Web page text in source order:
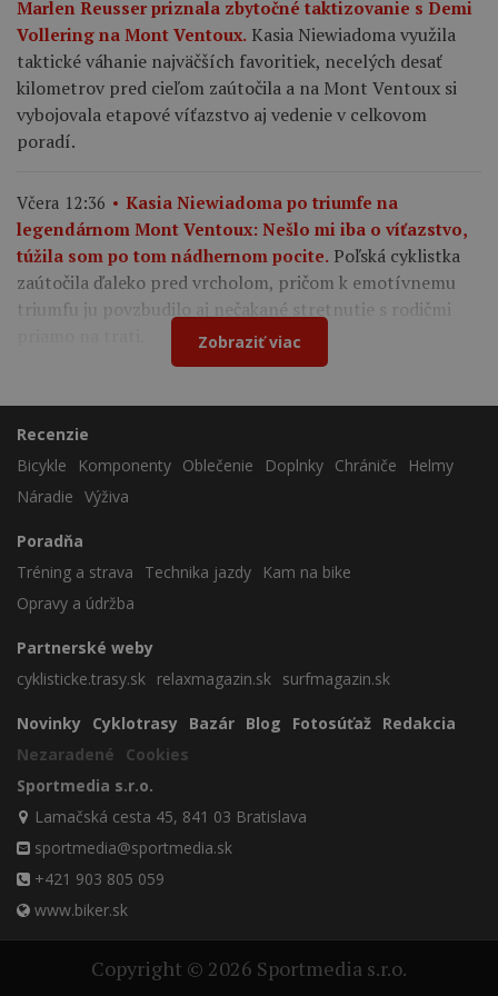
Marlen Reusser priznala zbytočné taktizovanie s Demi
Vollering na Mont Ventoux. Kasia Niewiadoma využila
taktické váhanie najväčších favoritiek, necelých desať
kilometrov pred cieľom zaútočila a na Mont Ventoux si
vybojovala etapové víťazstvo aj vedenie v celkovom
poradí.
Včera 12:36
Kasia Niewiadoma po triumfe na
legendárnom Mont Ventoux: Nešlo mi iba o víťazstvo,
túžila som po tom nádhernom pocite. Poľská cyklistka
zaútočila ďaleko pred vrcholom, pričom k emotívnemu
triumfu ju povzbudilo aj nečakané stretnutie s rodičmi
Zobraziť viac
Recenzie
Bicykle
Komponenty Oblečenie Doplnky Chrániče
Helmy
Náradie Výživa
Poradňa
Tréning a strava
Technika jazdy
Kam na bike
Opravy a údržba
Partnerské weby
cyklisticke.trasy.sk relaxmagazin.sk surfmagazin.sk
Novinky Cyklotrasy Bazár Blog Fotosúťaž Redakcia
Nezaradené
Cookies
Sportmedia s.r.o.
Lamačská cesta 45, 841 03 Bratislava
sportmedia@sportmedia.sk
+421 903 805 059
www.biker.sk
Copyright © 2026 Sportmedia s.r.o.